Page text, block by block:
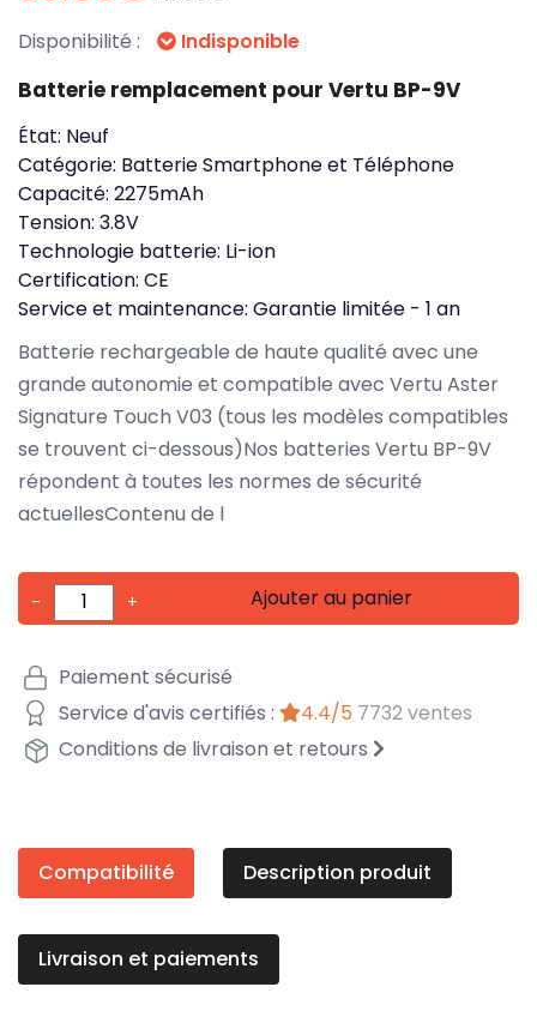
Disponibilité : Indisponible
Batterie remplacement pour Vertu BP-9V
État: Neuf
Catégorie: Batterie Smartphone et Téléphone
Capacité: 2275mAh
Tension: 3.8V
Technologie batterie: Li-ion
Certification: CE
Service et maintenance: Garantie limitée - 1 an
Batterie rechargeable de haute qualité avec une
grande autonomie et compatible avec Vertu Aster
Signature Touch V03 (tous les modèles compatibles
se trouvent ci-dessous)Nos batteries Vertu BP-9V
répondent à toutes les normes de sécurité
actuellesContenu de l
- + Ajouter au panier
Paiement sécurisé
Service d'avis certifiés :
4.4/5 7732 ventes
Conditions de livraison et retours
Compatibilité Description produit
Livraison et paiements